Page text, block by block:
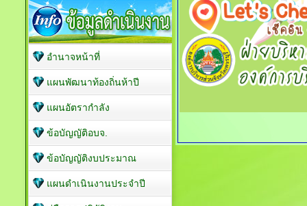
อำนาจหน้าที่
แผนพัฒนาท้องถิ่นห้าปี
แผนอัตรากำลัง
ข้อบัญญัติอบจ.
ข้อบัญญัติงบประมาณ
แผนดำเนินงานประจำปี